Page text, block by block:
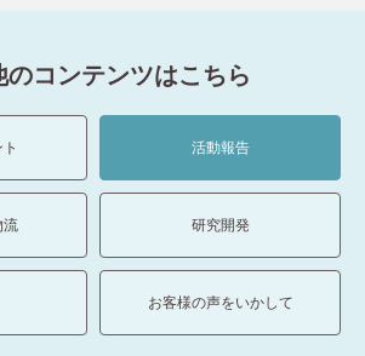
のコンテンツはこちら
活動報告
流 研究開発
お客様の声をいかして